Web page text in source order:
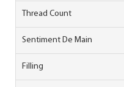
Thread Count
Sentiment De Main
Filling